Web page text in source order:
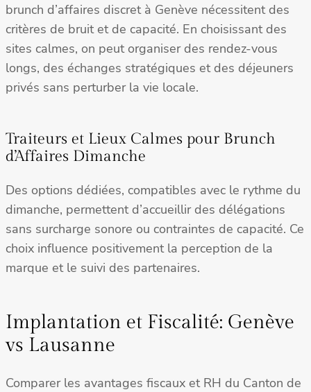
brunch d’affaires discret à Genève nécessitent des
critères de bruit et de capacité. En choisissant des
sites calmes, on peut organiser des rendez-vous
longs, des échanges stratégiques et des déjeuners
privés sans perturber la vie locale.
Traiteurs et Lieux Calmes pour Brunch
d’Affaires Dimanche
Des options dédiées, compatibles avec le rythme du
dimanche, permettent d’accueillir des délégations
sans surcharge sonore ou contraintes de capacité. Ce
choix influence positivement la perception de la
marque et le suivi des partenaires.
Implantation et Fiscalité: Genève
vs Lausanne
Comparer les avantages fiscaux et RH du Canton de